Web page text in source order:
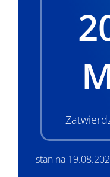
stan na